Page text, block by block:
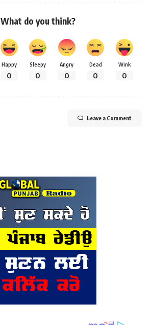
What do you think?
Happy
0
Sleepy
0
Angry
0
Dead
0
Wink
0
Leave a Comment